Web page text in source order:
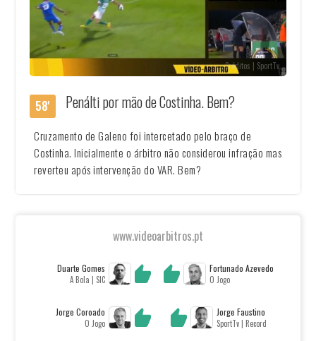
Créditos | SportTv
58' Penálti por mão de Costinha. Bem?
Cruzamento de Galeno foi intercetado pelo braço de
Costinha. Inicialmente o árbitro não considerou infração mas
reverteu após intervenção do VAR. Bem?
www.videoarbitros.pt
Duarte Gomes
A Bola | SIC
Fortunado Azevedo
O Jogo
Jorge Coroado
O Jogo
Jorge Faustino
SportTv | Record